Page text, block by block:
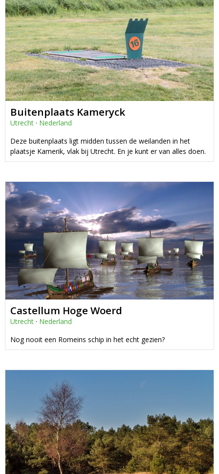
Buitenplaats Kameryck
Utrecht · Nederland
Deze buitenplaats ligt midden tussen de weilanden in het
plaatsje Kamerik, vlak bij Utrecht. En je kunt er van alles doen.
Castellum Hoge Woerd
Utrecht · Nederland
Nog nooit een Romeins schip in het echt gezien?